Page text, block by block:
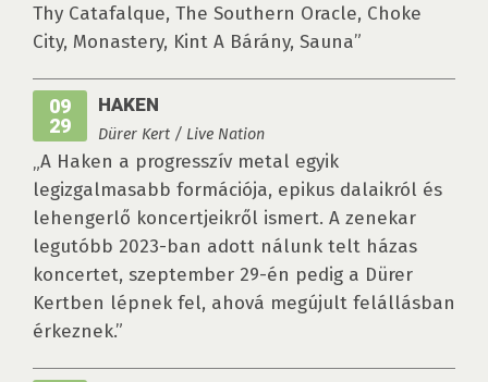
Thy Catafalque, The Southern Oracle, Choke
City, Monastery, Kint A Bárány, Sauna”
09
29
HAKEN
Dürer Kert / Live Nation
„A Haken a progresszív metal egyik
legizgalmasabb formációja, epikus dalaikról és
lehengerlő koncertjeikről ismert. A zenekar
legutóbb 2023-ban adott nálunk telt házas
koncertet, szeptember 29-én pedig a Dürer
Kertben lépnek fel, ahová megújult felállásban
érkeznek.”